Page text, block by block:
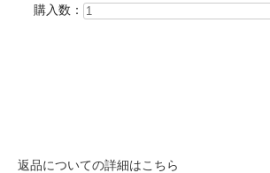
購入数：
返品についての詳細はこちら